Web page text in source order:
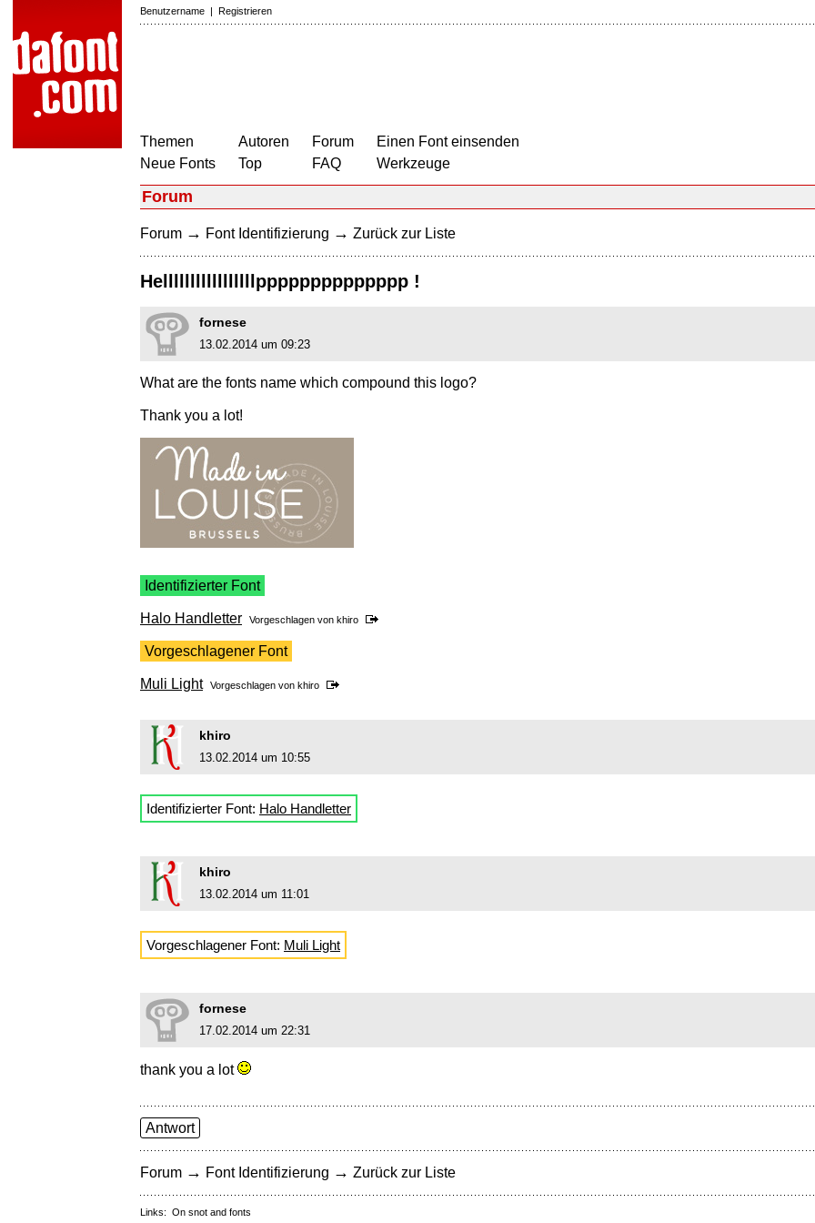
Benutzername | Registrieren
Themen
Neue Fonts
Autoren
Top
Forum
FAQ
Einen Font einsenden
Werkzeuge
Forum
Forum → Font Identifizierung → Zurück zur Liste
Helllllllllllllllllpppppppppppppp !
fornese
13.02.2014 um 09:23
What are the fonts name which compound this logo?
Thank you a lot!
Identifizierter Font
Halo Handletter Vorgeschlagen von khiro
Vorgeschlagener Font
Muli Light Vorgeschlagen von khiro
khiro
13.02.2014 um 10:55
Identifizierter Font: Halo Handletter
khiro
13.02.2014 um 11:01
Vorgeschlagener Font: Muli Light
fornese
17.02.2014 um 22:31
thank you a lot
Antwort
Forum → Font Identifizierung → Zurück zur Liste
Links: On snot and fonts